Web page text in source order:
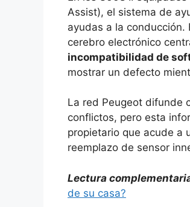
Assist), el sistema de
ayudas a la conducción.
cerebro electrónico
incompatibilidad de
mostrar un defecto
La red Peugeot difunde
conflictos, pero esta
propietario que acude a
reemplazo de sensor
Lectura
de su casa?